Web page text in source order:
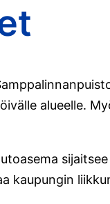
alueelle.
kaupungin